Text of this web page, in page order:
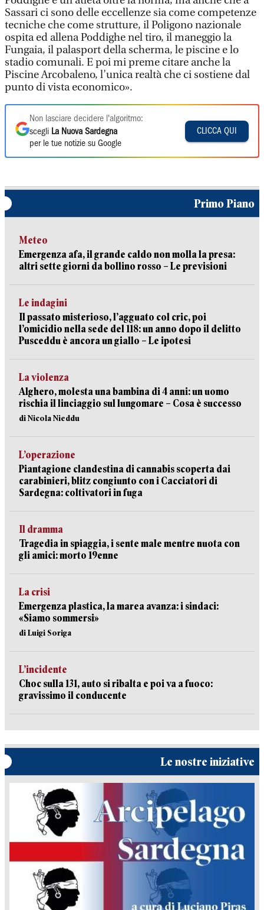
Sassari ci sono delle eccellenze sia come competenze
tecniche che come strutture, il Poligono nazionale
ospita ed allena Poddighe nel tiro, il maneggio la
Fungaia, il palasport della scherma, le piscine e lo
stadio comunali. E poi mi preme citare anche la
Piscine Arcobaleno, l’unica realtà che ci sostiene dal
punto di vista economico».
Non lasciare decidere l'algoritmo:
scegli La Nuova Sardegna
per le tue notizie su Google
CLICCA QUI
Primo Piano
Meteo
Emergenza afa, il grande caldo non molla la presa:
altri sette giorni da bollino rosso – Le previsioni
Le indagini
Il passato misterioso, l’agguato col cric, poi
l’omicidio nella sede del 118: un anno dopo il delitto
Pusceddu è ancora un giallo – Le ipotesi
La violenza
Alghero, molesta una bambina di 4 anni: un uomo
rischia il linciaggio sul lungomare – Cosa è successo
di Nicola Nieddu
L’operazione
Piantagione clandestina di cannabis scoperta dai
carabinieri, blitz congiunto con i Cacciatori di
Sardegna: coltivatori in fuga
Il dramma
Tragedia in spiaggia, i sente male mentre nuota con
gli amici: morto 19enne
La crisi
Emergenza plastica, la marea avanza: i sindaci:
«Siamo sommersi»
di Luigi Soriga
L’incidente
Choc sulla 131, auto si ribalta e poi va a fuoco:
gravissimo il conducente
Le nostre iniziative